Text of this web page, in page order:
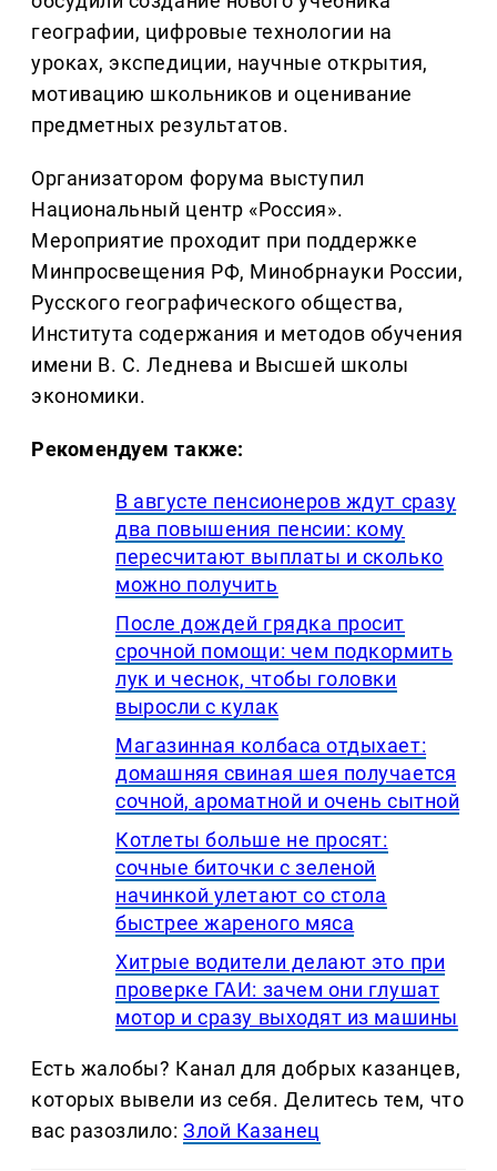
географии, цифровые технологии на
уроках, экспедиции, научные открытия,
мотивацию школьников и оценивание
предметных результатов.
Организатором форума выступил
Национальный центр «Россия».
Мероприятие проходит при поддержке
Минпросвещения РФ, Минобрнауки России,
Русского географического общества,
Института содержания и методов обучения
имени В. С. Леднева и Высшей школы
экономики.
Рекомендуем также:
В августе пенсионеров ждут сразу
два повышения пенсии: кому
пересчитают выплаты и сколько
можно получить
После дождей грядка просит
срочной помощи: чем подкормить
лук и чеснок, чтобы головки
выросли с кулак
Магазинная колбаса отдыхает:
домашняя свиная шея получается
сочной, ароматной и очень сытной
Котлеты больше не просят:
сочные биточки с зеленой
начинкой улетают со стола
быстрее жареного мяса
Хитрые водители делают это при
проверке ГАИ: зачем они глушат
мотор и сразу выходят из машины
Есть жалобы? Канал для добрых казанцев,
которых вывели из себя. Делитеcь тем, что
вас разозлило:Злой Казанец